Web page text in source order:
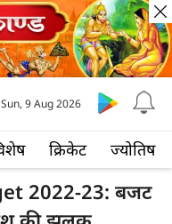
क्रिकेट ज्योतिष
Sun, 9 Aug 2026
2022-23: बजट